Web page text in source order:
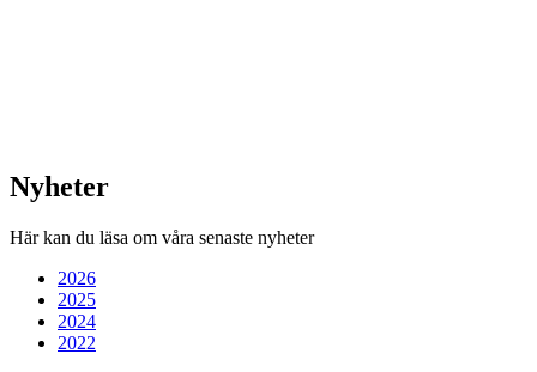
Nyheter
Här kan du läsa om våra senaste nyheter
2026
2025
2024
2022